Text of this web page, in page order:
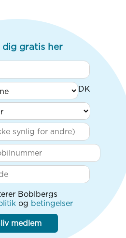
dig gratis her
Boblbergs
og betingelser
medlem